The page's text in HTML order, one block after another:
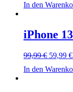
war:
In den
iPhone
99,99€
war:
59,99 €
In den